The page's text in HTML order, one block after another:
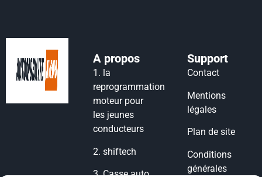
A propos
1. la
reprogrammation
moteur pour
les jeunes
conducteurs
2.shiftech
3.Casse auto
Support
Contact
Mentions
légales
Plan de site
Conditions
générales